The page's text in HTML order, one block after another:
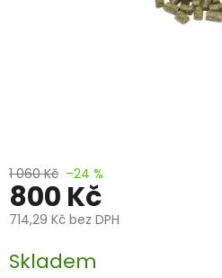
1 060 Kč –24 %
800 Kč
714,29 Kč bez DPH
cena:
Skladem